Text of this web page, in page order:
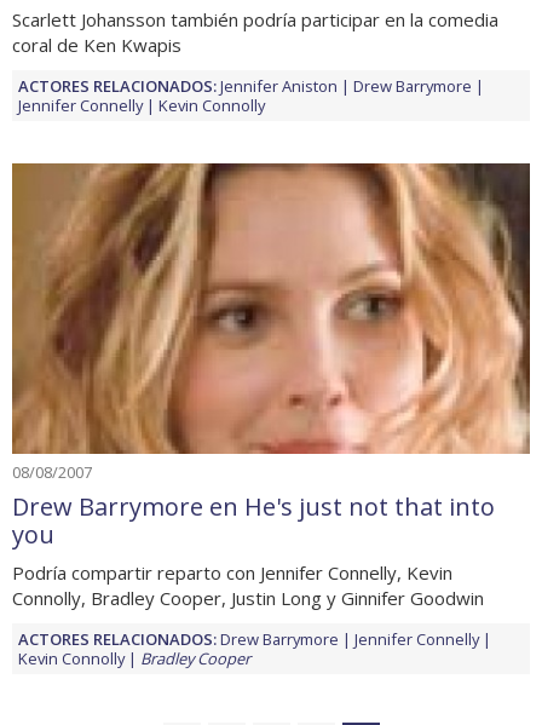
Scarlett Johansson también podría participar en la comedia
coral de Ken Kwapis
ACTORES RELACIONADOS:Jennifer Aniston
Drew Barrymore
Jennifer Connelly
Kevin Connolly
08/08/2007
Drew Barrymore en He's just not that into
you
Podría compartir reparto con Jennifer Connelly, Kevin
Connolly, Bradley Cooper, Justin Long y Ginnifer Goodwin
ACTORES RELACIONADOS:Drew Barrymore
Jennifer Connelly
Kevin Connolly
Bradley Cooper